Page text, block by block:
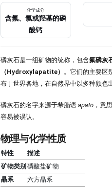
化学成分
含氟、氯或羟基的磷
酸钙
磷灰石是一组矿物的统称，包含氟磷灰
（Hydroxylapatite） 。它们的主要区
布于世界各地，在自然界中以多种颜色
磷灰石的名字来源于希腊语 apatō ，意
容易被误认。
物理与化学性质
特性
描述
矿物类别 磷酸盐矿物
晶系
六方晶系